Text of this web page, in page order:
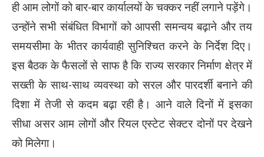
ही आम लोगों को बार-बार कार्यालयों के चक्कर नहीं लगाने पड़ेंगे।
उन्होंने सभी संबंधित विभागों को आपसी समन्वय बढ़ाने और तय
समयसीमा के भीतर कार्यवाही सुनिश्चित करने के निर्देश दिए।
इस बैठक के फैसलों से साफ है कि राज्य सरकार निर्माण क्षेत्र में
सख्ती के साथ-साथ व्यवस्था को सरल और पारदर्शी बनाने की
दिशा में तेजी से कदम बढ़ा रही है। आने वाले दिनों में इसका
सीधा असर आम लोगों और रियल एस्टेट सेक्टर दोनों पर देखने
को मिलेगा।